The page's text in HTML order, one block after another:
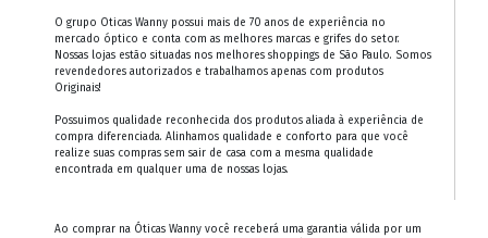
O grupo Oticas Wanny possui mais de 70 anos de experiência no
mercado óptico e conta com as melhores marcas e grifes do setor.
Nossas lojas estão situadas nos melhores shoppings de São Paulo. Somos
revendedores autorizados e trabalhamos apenas com produtos
Originais!
Possuimos qualidade reconhecida dos produtos aliada à experiência de
compra diferenciada. Alinhamos qualidade e conforto para que você
realize suas compras sem sair de casa com a mesma qualidade
encontrada em qualquer uma de nossas lojas.
Ao comprar na Óticas Wanny você receberá uma garantia válida por um